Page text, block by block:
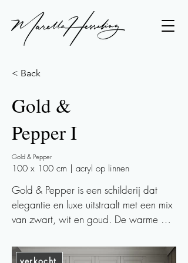
< Back
Gold &
Pepper I
Gold & Pepper
100 x 100 cm | acryl op linnen
Gold & Pepper is een schilderij dat
elegantie en luxe uitstraalt met een mix
van zwart, wit en goud. De warme
zwarte en witte accenten geven dit
verkocht